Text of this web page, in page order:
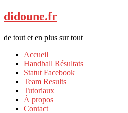
didoune.fr
de tout et en plus sur tout
Accueil
Handball Résultats
Statut Facebook
Team Results
Tutoriaux
À propos
Contact